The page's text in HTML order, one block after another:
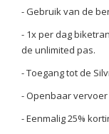
- Gebruik van de
- 1x per dag
de unlimited pas.
- Toegang tot de
- Openbaar
- Eenmalig 25%